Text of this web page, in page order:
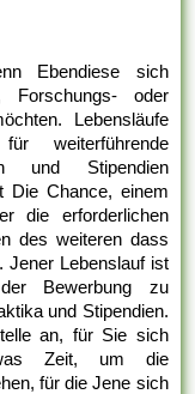
Ebendiese sich
Forschungs- oder
Lebensläufe
weiterführende
und Stipendien
Die Chance, einem
die erforderlichen
des weiteren dass
Jener Lebenslauf ist
Bewerbung zu
und Stipendien.
an, für Sie sich
Zeit, um die
für die Jene sich